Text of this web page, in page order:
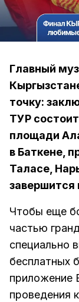
Главный
точку:
ТУР
площади
в Баткене,
Таласе,
завершится
Чтобы еще
частью
специально
бесплатных
приложение
проведения